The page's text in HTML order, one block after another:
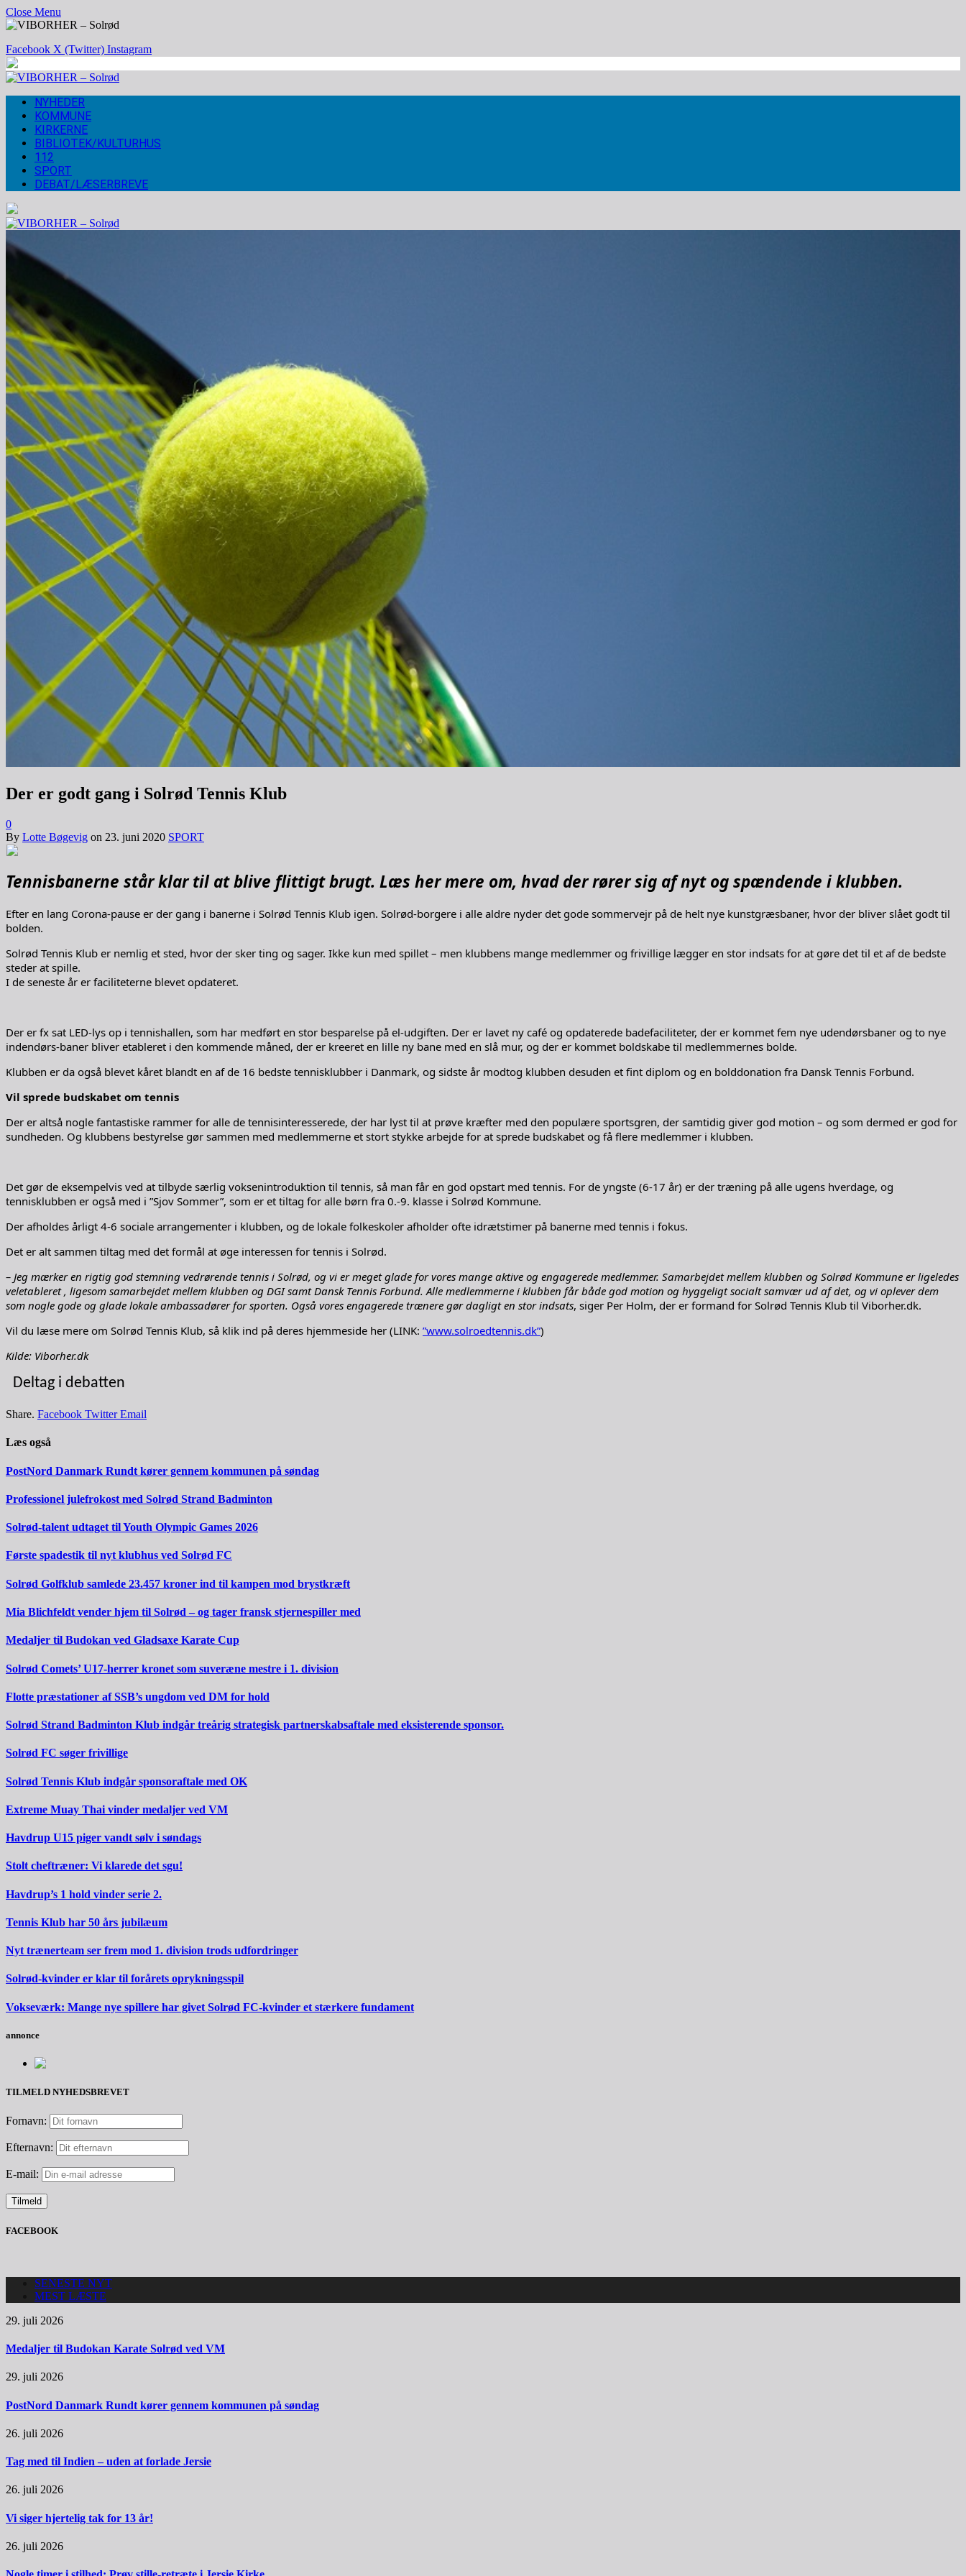
Close Menu
Facebook X (Twitter) Instagram
NYHEDER
KOMMUNE
KIRKERNE
BIBLIOTEK/KULTURHUS
112
SPORT
DEBAT/LÆSERBREVE
Der er godt gang i Solrød Tennis Klub
0
By Lotte Bøgevig on 23. juni 2020 SPORT
Tennisbanerne står klar til at blive flittigt brugt. Læs her mere om, hvad der rører sig af nyt og spændende i klubben.
Efter en lang Corona-pause er der gang i banerne i Solrød Tennis Klub igen. Solrød-borgere i alle aldre nyder det gode sommervejr på de helt nye kunstgræsbaner, hvor der bliver slået godt til
bolden.
Solrød Tennis Klub er nemlig et sted, hvor der sker ting og sager. Ikke kun med spillet – men klubbens mange medlemmer og frivillige lægger en stor indsats for at gøre det til et af de bedste
steder at spille.
I de seneste år er faciliteterne blevet opdateret.
Der er fx sat LED-lys op i tennishallen, som har medført en stor besparelse på el-udgiften. Der er lavet ny café og opdaterede badefaciliteter, der er kommet fem nye udendørsbaner og to nye
indendørs-baner bliver etableret i den kommende måned, der er kreeret en lille ny bane med en slå mur, og der er kommet boldskabe til medlemmernes bolde.
Klubben er da også blevet kåret blandt en af de 16 bedste tennisklubber i Danmark, og sidste år modtog klubben desuden et fint diplom og en bolddonation fra Dansk Tennis Forbund.
Vil sprede budskabet om tennis
Der er altså nogle fantastiske rammer for alle de tennisinteresserede, der har lyst til at prøve kræfter med den populære sportsgren, der samtidig giver god motion – og som dermed er god for
sundheden. Og klubbens bestyrelse gør sammen med medlemmerne et stort stykke arbejde for at sprede budskabet og få flere medlemmer i klubben.
Det gør de eksempelvis ved at tilbyde særlig voksenintroduktion til tennis, så man får en god opstart med tennis. For de yngste (6-17 år) er der træning på alle ugens hverdage, og
tennisklubben er også med i ”Sjov Sommer”, som er et tiltag for alle børn fra 0.-9. klasse i Solrød Kommune.
Der afholdes årligt 4-6 sociale arrangementer i klubben, og de lokale folkeskoler afholder ofte idrætstimer på banerne med tennis i fokus.
Det er alt sammen tiltag med det formål at øge interessen for tennis i Solrød.
– Jeg mærker en rigtig god stemning vedrørende tennis i Solrød, og vi er meget glade for vores mange aktive og engagerede medlemmer. Samarbejdet mellem klubben og Solrød Kommune er ligeledes
veletableret , ligesom samarbejdet mellem klubben og DGI samt Dansk Tennis Forbund. Alle medlemmerne i klubben får både god motion og hyggeligt socialt samvær ud af det, og vi oplever dem
som nogle gode og glade lokale ambassadører for sporten. Også vores engagerede trænere gør dagligt en stor indsats, siger Per Holm, der er formand for Solrød Tennis Klub til Viborher.dk.
Vil du læse mere om Solrød Tennis Klub, så klik ind på deres hjemmeside her (LINK: ”www.solroedtennis.dk”)
Kilde: Viborher.dk
Deltag i debatten
Share. Facebook Twitter Email
Læs også
PostNord Danmark Rundt kører gennem kommunen på søndag
Professionel julefrokost med Solrød Strand Badminton
Solrød-talent udtaget til Youth Olympic Games 2026
Første spadestik til nyt klubhus ved Solrød FC
Solrød Golfklub samlede 23.457 kroner ind til kampen mod brystkræft
Mia Blichfeldt vender hjem til Solrød – og tager fransk stjernespiller med
Medaljer til Budokan ved Gladsaxe Karate Cup
Solrød Comets’ U17-herrer kronet som suveræne mestre i 1. division
Flotte præstationer af SSB’s ungdom ved DM for hold
Solrød Strand Badminton Klub indgår treårig strategisk partnerskabsaftale med eksisterende sponsor.
Solrød FC søger frivillige
Solrød Tennis Klub indgår sponsoraftale med OK
Extreme Muay Thai vinder medaljer ved VM
Havdrup U15 piger vandt sølv i søndags
Stolt cheftræner: Vi klarede det sgu!
Havdrup’s 1 hold vinder serie 2.
Tennis Klub har 50 års jubilæum
Nyt trænerteam ser frem mod 1. division trods udfordringer
Solrød-kvinder er klar til forårets oprykningsspil
Vokseværk: Mange nye spillere har givet Solrød FC-kvinder et stærkere fundament
annonce
TILMELD NYHEDSBREVET
Fornavn:
Efternavn:
E-mail:
FACEBOOK
SENESTE NYT
MEST LÆSTE
29. juli 2026
Medaljer til Budokan Karate Solrød ved VM
29. juli 2026
PostNord Danmark Rundt kører gennem kommunen på søndag
26. juli 2026
Tag med til Indien – uden at forlade Jersie
26. juli 2026
Vi siger hjertelig tak for 13 år!
26. juli 2026